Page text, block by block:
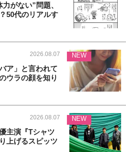
がない”問題、
50代のリアルす
2026.08.07
ア」と言われて
ウラの顔を知り
NEW
2026.08.07
主演『Tシャツ
上げるスピッツ
NEW